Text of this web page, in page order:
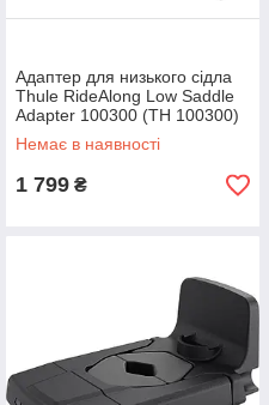
Адаптер для низького сідла
Thule RideAlong Low Saddle
Adapter 100300 (TH 100300)
Немає в наявності
1 799 ₴